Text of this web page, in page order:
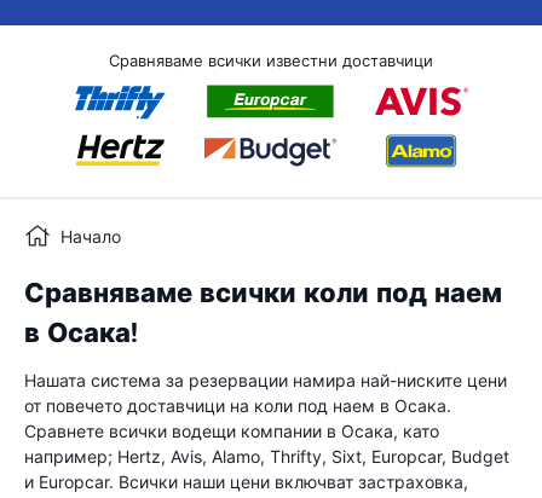
Сравняваме всички известни доставчици
Начало
Сравняваме всички коли под наем
в Осака!
Нашата система за резервации намира най-ниските цени
от повечето доставчици на коли под наем в Осака.
Сравнете всички водещи компании в Осака, като
например; Hertz, Avis, Alamo, Thrifty, Sixt, Europcar, Budget
и Europcar. Всички наши цени включват застраховка,